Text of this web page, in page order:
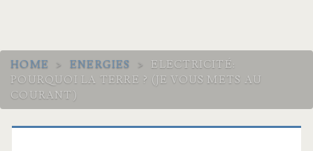
HOME > ENERGIES >
ELECTRICITÉ:
POURQUOI LA TERRE ? (JE VOUS METS AU
COURANT)